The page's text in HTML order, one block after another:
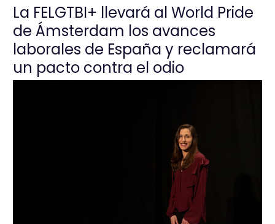
La FELGTBI+ llevará al World Pride
de Ámsterdam los avances
laborales de España y reclamará
un pacto contra el odio